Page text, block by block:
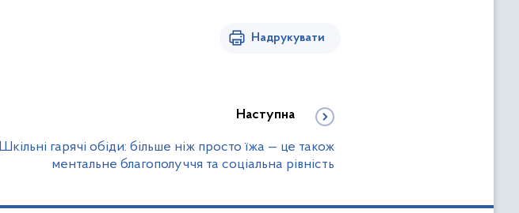
Надрукувати
Наступна
Шкільні гарячі обіди: більше ніж просто їжа — це також
ментальне благополуччя та соціальна рівність